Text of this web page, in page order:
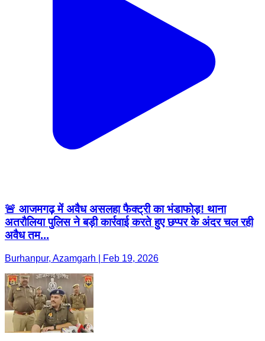
🚨 आजमगढ़ में अवैध असलहा फैक्ट्री का भंडाफोड़! थाना
अतरौलिया पुलिस ने बड़ी कार्रवाई करते हुए छप्पर के अंदर चल रही
अवैध तम...
Burhanpur, Azamgarh | Feb 19, 2026